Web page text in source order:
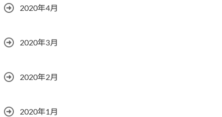
2020年4月
2020年3月
2020年2月
2020年1月